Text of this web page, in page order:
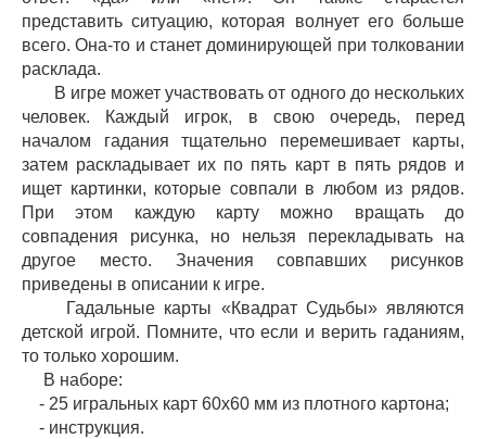
представить ситуацию, которая волнует его больше
всего. Она-то и станет доминирующей при толковании
расклада.
В игре может участвовать от одного до нескольких
человек. Каждый игрок, в свою очередь, перед
началом гадания тщательно перемешивает карты,
затем раскладывает их по пять карт в пять рядов и
ищет картинки, которые совпали в любом из рядов.
При этом каждую карту можно вращать до
совпадения рисунка, но нельзя перекладывать на
другое место. Значения совпавших рисунков
приведены в описании к игре.
Гадальные карты «Квадрат Судьбы» являются
детской игрой. Помните, что если и верить гаданиям,
то только хорошим.
В наборе:
- 25 игральных карт 60х60 мм из плотного картона;
- инструкция.